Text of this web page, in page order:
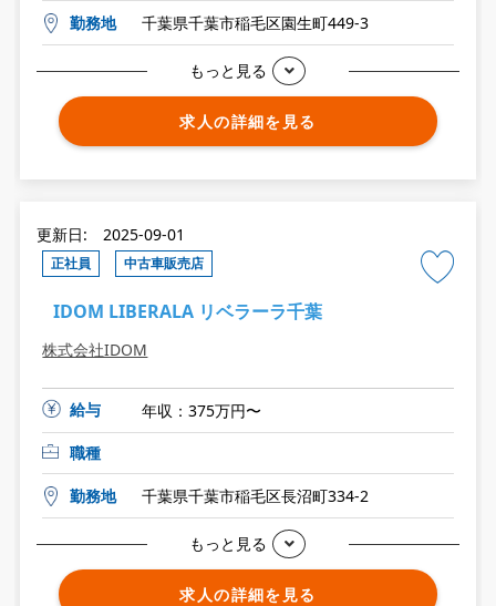
勤務地 千葉県千葉市稲毛区園生町449-3
もっと見る
求人の詳細を見る
更新日: 2025-09-01
正社員 中古車販売店
IDOM LIBERALA リベラーラ千葉
株式会社IDOM
給与
年収：375万円〜
職種
勤務地 千葉県千葉市稲毛区長沼町334-2
もっと見る
求人の詳細を見る